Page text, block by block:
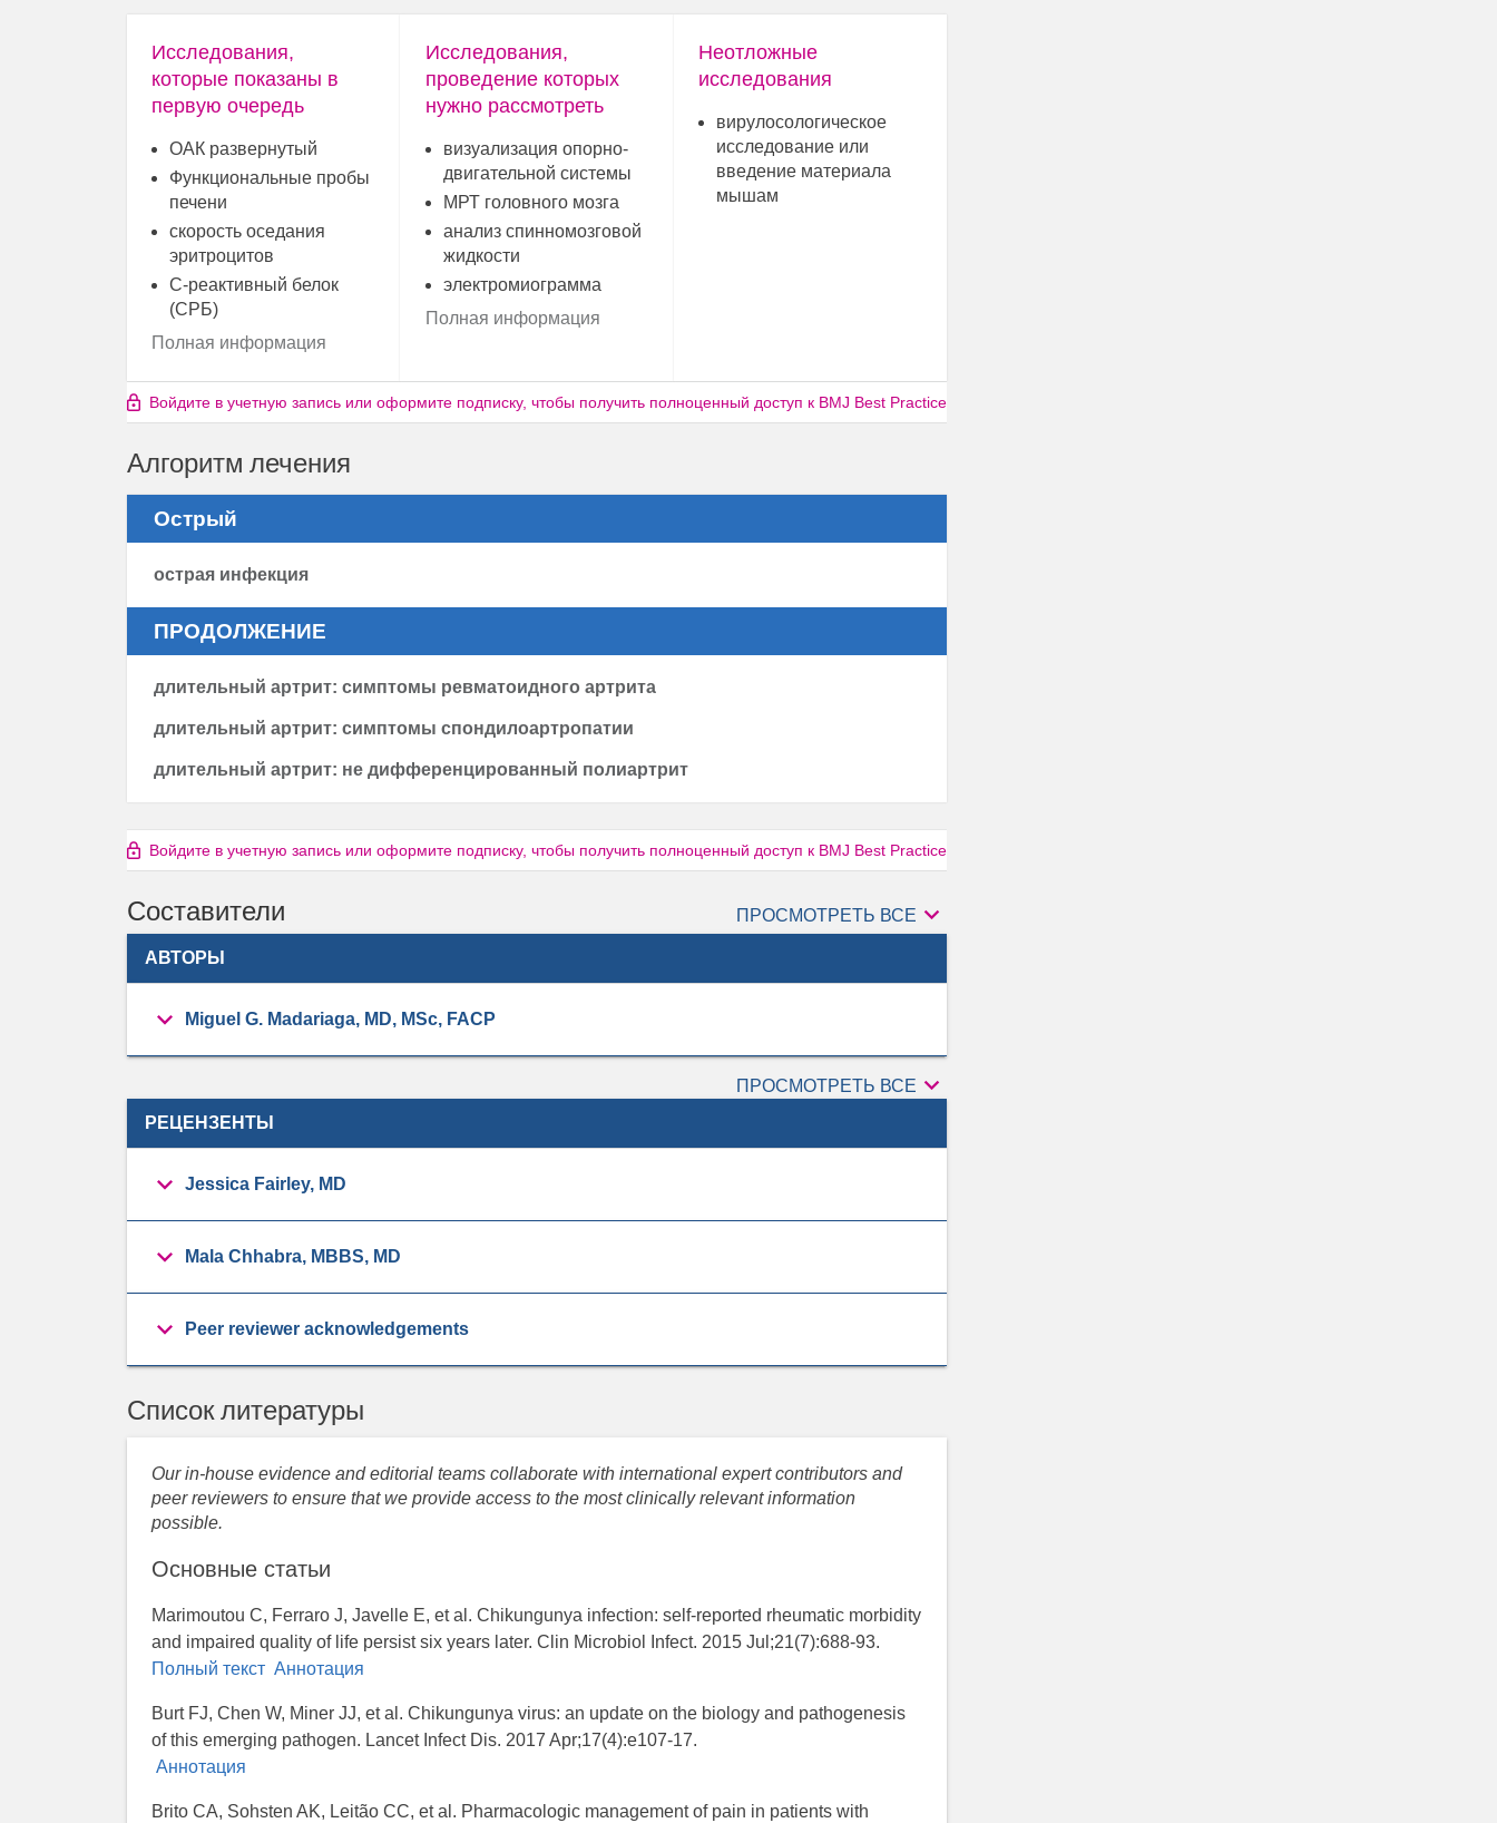
Исследования,
которые показаны в
первую очередь
ОАК развернутый
Функциональные пробы
печени
скорость оседания
эритроцитов
С-реактивный белок
(СРБ)
Полная информация
Исследования,
проведение которых
нужно рассмотреть
визуализация опорно-
двигательной системы
МРТ головного мозга
анализ спинномозговой
жидкости
электромиограмма
Полная информация
Неотложные
исследования
вирулосологическое
исследование или
введение материала
мышам
Войдите в учетную запись или оформите подписку, чтобы получить полноценный доступ к BMJ Best Practice
Алгоритм лечения
Острый
острая инфекция
ПРОДОЛЖЕНИЕ
длительный артрит: симптомы ревматоидного артрита
длительный артрит: симптомы спондилоартропатии
длительный артрит: не дифференцированный полиартрит
Войдите в учетную запись или оформите подписку, чтобы получить полноценный доступ к BMJ Best Practice
Составители ПРОСМОТРЕТЬ ВСЕ Авторы

АВТОРЫ
Miguel G. Madariaga, MD, MSc, FACP
ПРОСМОТРЕТЬ ВСЕ Рецензенты

РЕЦЕНЗЕНТЫ
Jessica Fairley, MD
Mala Chhabra, MBBS, MD
Peer reviewer acknowledgements
Список литературы
Our in-house evidence and editorial teams collaborate with international expert contributors and
peer reviewers to ensure that we provide access to the most clinically relevant information
possible.
Основные статьи
Marimoutou C, Ferraro J, Javelle E, et al. Chikungunya infection: self-reported rheumatic morbidity
and impaired quality of life persist six years later. Clin Microbiol Infect. 2015 Jul;21(7):688-93.
Полный текст Аннотация
Burt FJ, Chen W, Miner JJ, et al. Chikungunya virus: an update on the biology and pathogenesis
of this emerging pathogen. Lancet Infect Dis. 2017 Apr;17(4):e107-17.
Аннотация
Brito CA, Sohsten AK, Leitão CC, et al. Pharmacologic management of pain in patients with